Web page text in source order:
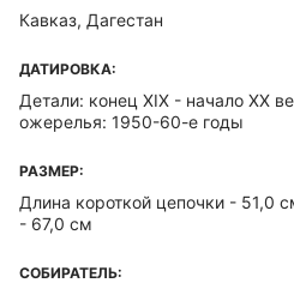
Кавказ, Дагестан
ДАТИРОВКА:
Детали: конец XIX - начало ХХ
ожерелья: 1950-60-е годы
РАЗМЕР:
Длина короткой цепочки - 51,0
- 67,0 см
СОБИРАТЕЛЬ: